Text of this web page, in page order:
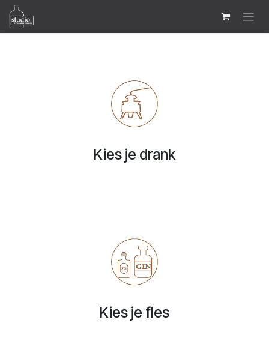
Se rendre au contenu
Kies je drank
Kies je fles